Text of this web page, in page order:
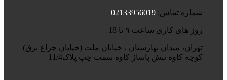
شماره تماس: 02133956019
روز های کاری ساعت ۹ تا 18
تهران، میدان بهارستان ، خیابان ملت (خیابان چراغ برق)
کوچه کاوه نبش پاساژ کاوه سمت چپ پلاک11/4